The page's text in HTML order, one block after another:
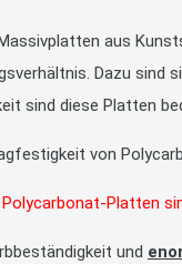
aus
Dazu sind
sind diese Platten
von
Polycarbonat-Platten
und